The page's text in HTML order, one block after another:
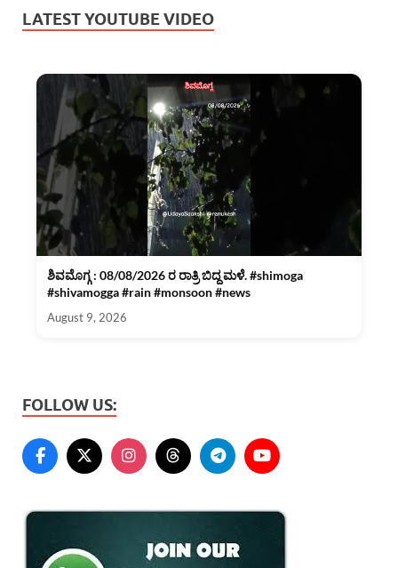
LATEST YOUTUBE VIDEO
ಶಿವಮೊಗ್ಗ : 08/08/2026 ರ ರಾತ್ರಿ ಬಿದ್ದ ಮಳೆ. #shimoga
#shivamogga #rain #monsoon #news
August 9, 2026
FOLLOW US: